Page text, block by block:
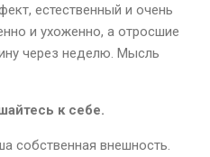
естественный и очень
и ухоженно, а отросшие
через неделю. Мысль
к себе.
собственная внешность.